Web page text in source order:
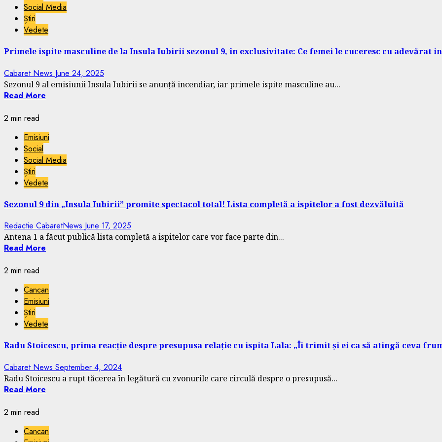
Social Media
Știri
Vedete
Primele ispite masculine de la Insula Iubirii sezonul 9, în exclusivitate: Ce femei le cuceresc cu adevărat
Cabaret News June 24, 2025
Sezonul 9 al emisiunii Insula Iubirii se anunță incendiar, iar primele ispite masculine au...
Read More
2 min read
Emisiuni
Social
Social Media
Știri
Vedete
Sezonul 9 din „Insula Iubirii” promite spectacol total! Lista completă a ispitelor a fost dezvăluită
Redactie CabaretNews June 17, 2025
Antena 1 a făcut publică lista completă a ispitelor care vor face parte din...
Read More
2 min read
Cancan
Emisiuni
Știri
Vedete
Radu Stoicescu, prima reacție despre presupusa relație cu ispita Lala: „Îi trimit și ei ca să atingă ceva
Cabaret News September 4, 2024
Radu Stoicescu a rupt tăcerea în legătură cu zvonurile care circulă despre o presupusă...
Read More
2 min read
Cancan